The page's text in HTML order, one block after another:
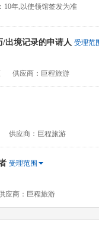
10年,以使领馆签发为准
出境记录的申请人 受理范
供应商：巨程旅游
供应商：巨程旅游
受理范围
应商：巨程旅游